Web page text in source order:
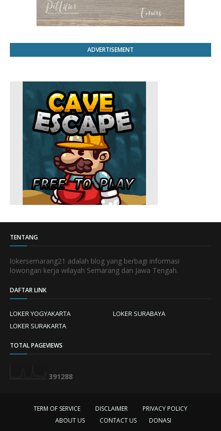
ADVERTISEMENT
TENTANG
lokersemarang21 adalah blog yang berbagi informasi
lowongan kerja wilayah Semarang dan Jawa Tengah.
DAFTAR LINK
LOKER YOGYAKARTA
LOKER SURABAYA
LOKER SURAKARTA
TOTAL PAGEVIEWS
391288
TERM OF SERVICE DISCLAIMER
PRIVACY POLICY
ABOUT US
CONTACT US DONASI